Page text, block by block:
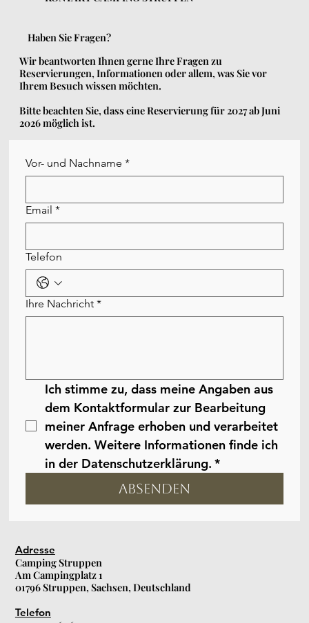
Haben Sie Fragen?
Wir beantworten Ihnen gerne Ihre Fragen zu
Reservierungen, Informationen oder allem, was Sie vor
Ihrem Besuch wissen möchten.
Bitte beachten Sie, dass eine Reservierung für 2027 ab Juni
2026 möglich ist.
Vor- und Nachname *
Email *
Telefon
Ihre Nachricht *
Ich stimme zu, dass meine Angaben aus
dem Kontaktformular zur Bearbeitung
meiner Anfrage erhoben und verarbeitet
werden. Weitere Informationen finde ich
in der Datenschutzerklärung. *
Absenden
Adresse
Camping Struppen
Am Campingplatz 1
01796 Struppen, Sachsen, Deutschland
Telefon